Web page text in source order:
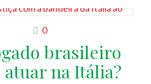
0
brasileiro
atuar na Itália?